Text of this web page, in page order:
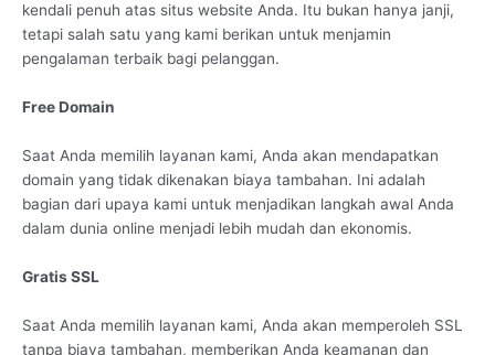
kendali penuh atas situs website Anda. Itu bukan hanya janji,
tetapi salah satu yang kami berikan untuk menjamin
pengalaman terbaik bagi pelanggan.
Free Domain
Saat Anda memilih layanan kami, Anda akan mendapatkan
domain yang tidak dikenakan biaya tambahan. Ini adalah
bagian dari upaya kami untuk menjadikan langkah awal Anda
dalam dunia online menjadi lebih mudah dan ekonomis.
Gratis SSL
Saat Anda memilih layanan kami, Anda akan memperoleh SSL
tanpa biaya tambahan, memberikan Anda keamanan dan